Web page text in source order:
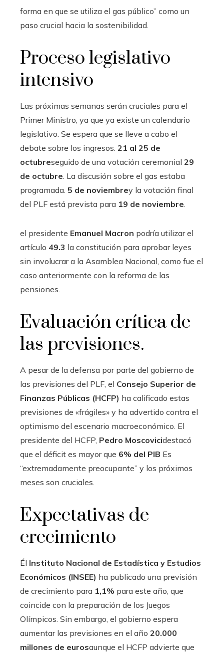
forma en que se utiliza el gas público” como un
paso crucial hacia la sostenibilidad.
Proceso legislativo
intensivo
Las próximas semanas serán cruciales para el
Primer Ministro, ya que ya existe un calendario
legislativo. Se espera que se lleve a cabo el
debate sobre los ingresos. 21 al 25 de
octubreseguido de una votación ceremonial 29
de octubre. La discusión sobre el gas estaba
programada. 5 de noviembrey la votación final
del PLF está prevista para 19 de noviembre.
el presidente Emanuel Macron podría utilizar el
artículo 49.3 la constitución para aprobar leyes
sin involucrar a la Asamblea Nacional, como fue el
caso anteriormente con la reforma de las
pensiones.
Evaluación crítica de
las previsiones.
A pesar de la defensa por parte del gobierno de
las previsiones del PLF, el Consejo Superior de
Finanzas Públicas (HCFP) ha calificado estas
previsiones de «frágiles» y ha advertido contra el
optimismo del escenario macroeconómico. El
presidente del HCFP, Pedro Moscovicidestacó
que el déficit es mayor que 6% del PIB Es
“extremadamente preocupante” y los próximos
meses son cruciales.
Expectativas de
crecimiento
Él Instituto Nacional de Estadística y Estudios
Económicos (INSEE) ha publicado una previsión
de crecimiento para 1,1% para este año, que
coincide con la preparación de los Juegos
Olímpicos. Sin embargo, el gobierno espera
aumentar las previsiones en el año 20.000
millones de eurosaunque el HCFP advierte que